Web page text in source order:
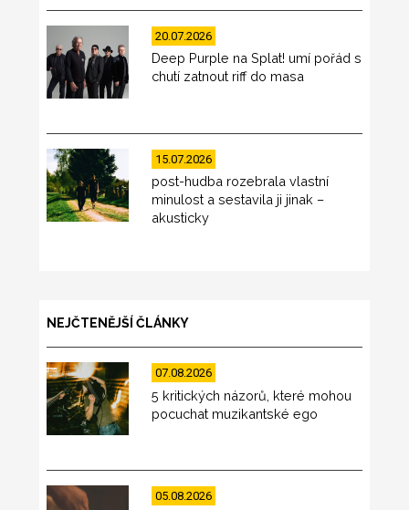
20.07.2026
Deep Purple na Splat! umí pořád s
chutí zatnout riff do masa
15.07.2026
post-hudba rozebrala vlastní
minulost a sestavila ji jinak –
akusticky
NEJČTENĚJŠÍ ČLÁNKY
07.08.2026
5 kritických názorů, které mohou
pocuchat muzikantské ego
05.08.2026